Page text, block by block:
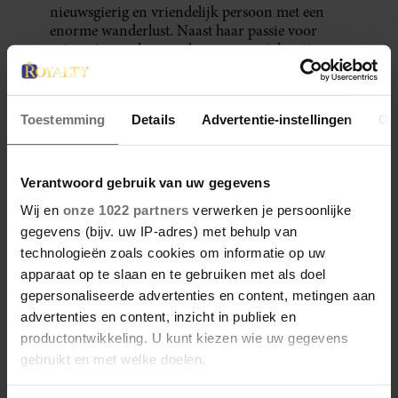
Toestemming Details Advertentie-instellingen
Verantwoord gebruik van uw gegevens
Wij en onze 1022 partners verwerken je persoonlijke
gegevens (bijv. uw IP-adres) met behulp van
technologieën zoals cookies om informatie op uw
apparaat op te slaan en te gebruiken met als doel
gepersonaliseerde advertenties en content, metingen aan
advertenties en content, inzicht in publiek en
productontwikkeling. U kunt kiezen wie uw gegevens
gebruikt en met welke doelen.
nieuwsgierig en vriendelijk persoon met een
enorme wanderlust. Naast haar passie voor
reizen, is ze gek op vechtsport, muziek, wijn en
fietsen in de natuur.
Meer van Denise
28 april 2026